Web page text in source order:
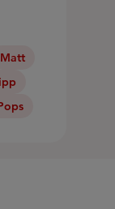
Matt